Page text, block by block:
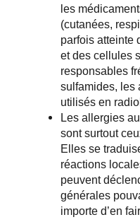
les
(cutanées,
parfois atteinte
et des cellules
responsables
sulfamides, les
utilisés en
Les allergies
sont surtout
Elles se
réactions
peuvent
générales
importe d’en